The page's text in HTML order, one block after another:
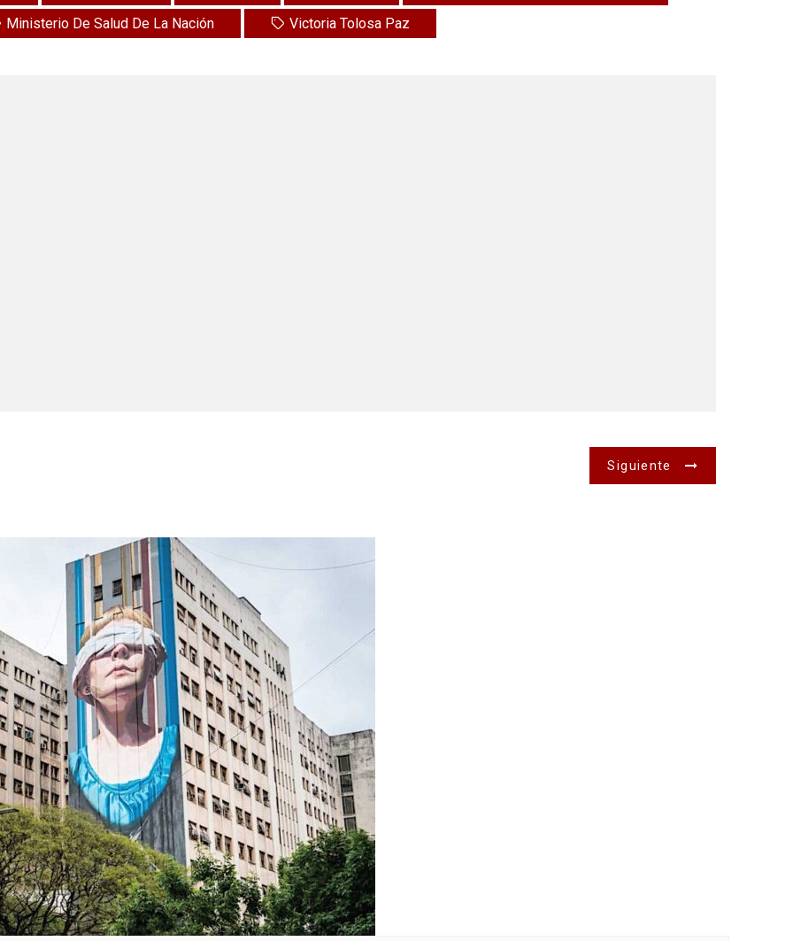
Ministerio De Salud De La Nación
Victoria Tolosa Paz
Siguiente